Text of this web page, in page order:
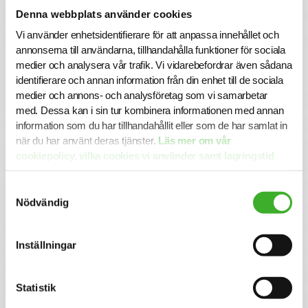
Denna webbplats använder cookies
Vi använder enhetsidentifierare för att anpassa innehållet och
annonserna till användarna, tillhandahålla funktioner för sociala
medier och analysera vår trafik. Vi vidarebefordrar även sådana
identifierare och annan information från din enhet till de sociala
medier och annons- och analysföretag som vi samarbetar
med. Dessa kan i sin tur kombinera informationen med annan
information som du har tillhandahållit eller som de har samlat in
när du har använt deras tjänster. Läs mer om vår
cookiepolicy, vilka cookies vi använder samt lagringstid
här.
Nödvändig
Inställningar
Statistik
Om företaget
AVISEQ verkar inom kritisk kommunikation. Vi är
specialister på att erbjuda kostnadseffektiva tjänster utan
att göra avkall på säkerheten. Vi övervakar, driftar och
underhåller våra kunders tekniska utrustning och system,
allt för att säkerställa deras kritiska verksamhet. Våra
största kunder verkar inom luftfart och säkerhet vid
flygtrafikcentraler, flygplatser, statliga myndigheter och
företag, såväl offentliga som privata, i hela Sverige.
AVISEQ har cirka 200 anställda och blev i maj 2020 en del
av LFV-koncernen. Vi vill vara den bästa arbetsplatsen för
Ansökan
tillämpar 6 månaders provanställning. Grund för
anställning är godkänd registerkontroll/säkerhetsprövning
behörig för denna rekrytering måste sökande vara